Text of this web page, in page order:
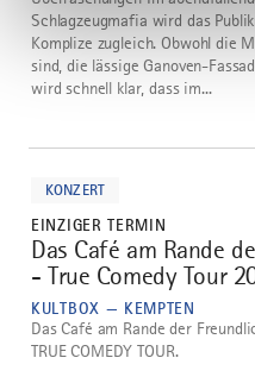
Schlagzeugmafia wird das
Komplize zugleich. Obwohl die
sind, die lässige Ganoven-
wird schnell klar, dass im...
KONZERT
EINZIGER TERMIN
3
Das Café am Rande
- True Comedy Tour
KULTBOX — KEMPTEN
Das Café am Rande der
TRUE COMEDY TOUR.